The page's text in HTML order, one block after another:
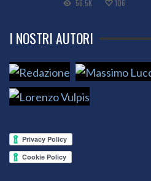
56.5K 106
I NOSTRI AUTORI